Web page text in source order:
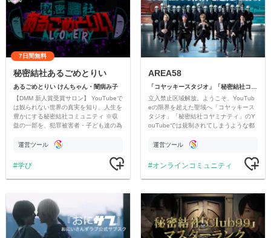
7日間無料
秘密結社あるごめとりい
あるごめとりい けんちゃん・闇病み子
【DMM 新人賞受賞サロン】 YouTubeで
は観られない世界の真実を知り、人生を
豊かにする秘密結社コミュニティ ※収
益の一部を、犯罪被害者・子ども達の為
す運営ツール
学び
AREA58
立入禁止区域解放。ようこそ、YouTub
eの限界を超えた聖域へ「コヤッキース
タジオ」「秘密結社コヤミナティ」のY
ouTubeでは規制されてしまうような都
公開。
運営ツール
オンラインコミュニティ